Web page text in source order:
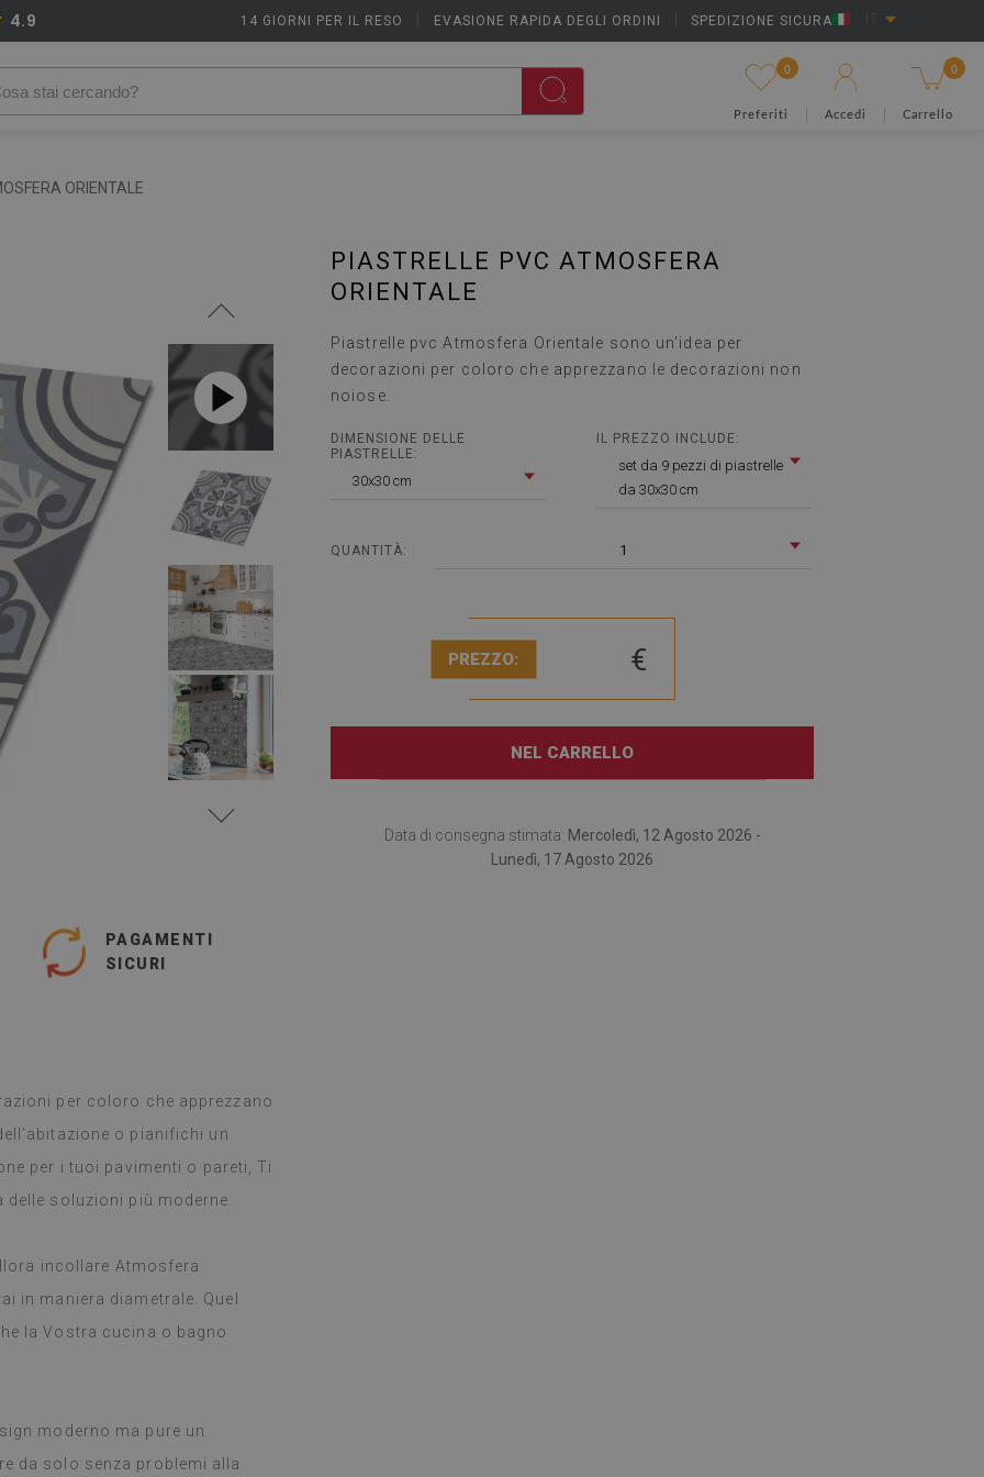
14 GIORNI PER IL RESO EVASIONE RAPIDA DEGLI ORDINI SPEDIZIONE SICURA
4.9
0
Preferiti Accedi
0
Carrello
ORIENTALE
PAGAMENTI
SICURI
per coloro che apprezzano
o pianifichi un
per i tuoi pavimenti o pareti, Ti
soluzioni più moderne.
incollare Atmosfera
in maniera diametrale. Quel
la Vostra cucina o bagno
moderno ma pure un
da solo senza problemi alla
PIASTRELLE PVC ATMOSFERA
ORIENTALE
Piastrelle pvc Atmosfera Orientale sono un'idea per
decorazioni per coloro che apprezzano le decorazioni non
noiose.
DIMENSIONE DELLE
PIASTRELLE:
30x30 cm
IL PREZZO INCLUDE:
set da 9 pezzi di piastrelle
da 30x30 cm
QUANTITÀ: 1
PREZZO: €
NEL CARRELLO
Data di consegna stimata: Mercoledì, 12 Agosto 2026 -
Lunedì, 17 Agosto 2026